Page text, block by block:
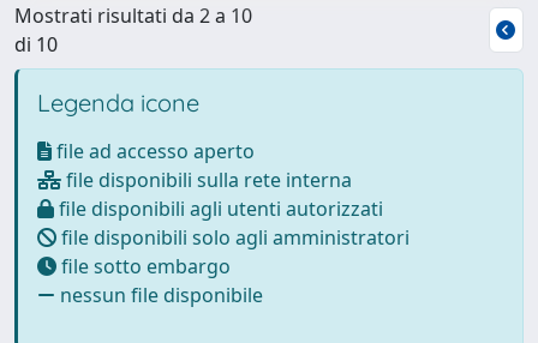
Mostrati risultati da 2 a 10
di 10
Legenda icone
file ad accesso aperto
file disponibili sulla rete interna
file disponibili agli utenti autorizzati
file disponibili solo agli amministratori
file sotto embargo
nessun file disponibile